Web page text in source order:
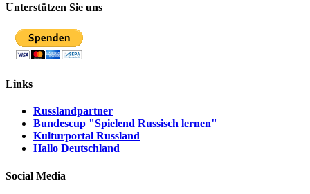
Unterstützen Sie uns
Links
Russlandpartner
Bundescup "Spielend Russisch lernen"
Kulturportal Russland
Hallo Deutschland
Social Media